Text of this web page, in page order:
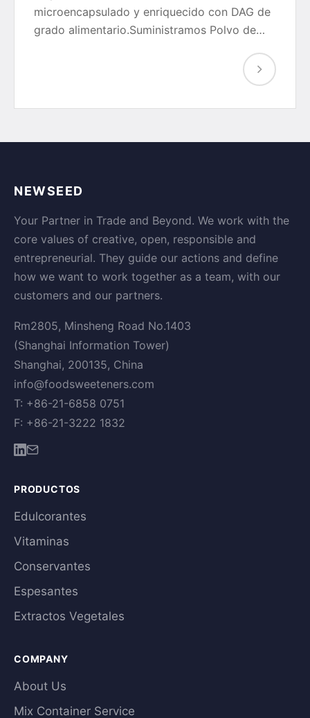
microencapsulado y enriquecido con DAG de
grado alimentario.Suministramos Polvo de…
NEWSEED
Your Partner in Trade and Beyond. We work with the
core values of creative, open, responsible and
entrepreneurial. They guide our actions and define
how we want to work together as a team, with our
customers and our partners.
Rm2805, Minsheng Road No.1403
(Shanghai Information Tower)
Shanghai, 200135, China
info@foodsweeteners.com
T: +86-21-6858 0751
F: +86-21-3222 1832
PRODUCTOS
Edulcorantes
Vitaminas
Conservantes
Espesantes
Extractos Vegetales
COMPANY
About Us
Mix Container Service